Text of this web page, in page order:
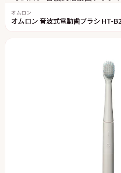
オムロン
オムロン 音波式電動歯ブラシ HT-